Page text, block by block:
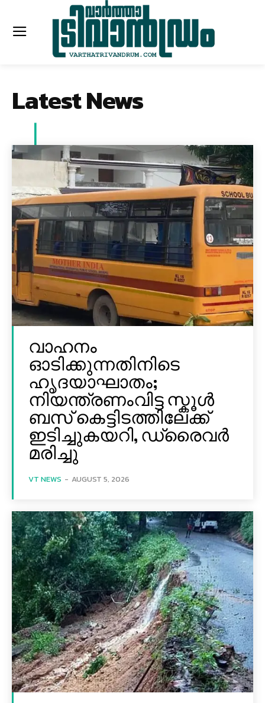
Latest News
വാഹനം
ഓടിക്കുന്നതിനിടെ
ഹൃദയാഘാതം;
നിയന്ത്രണംവിട്ട സ്കൂൾ
ബസ് കെട്ടിടത്തിലേക്ക്
ഇടിച്ചുകയറി, ഡ്രൈവർ
മരിച്ചു
VT NEWS - AUGUST 5, 2026